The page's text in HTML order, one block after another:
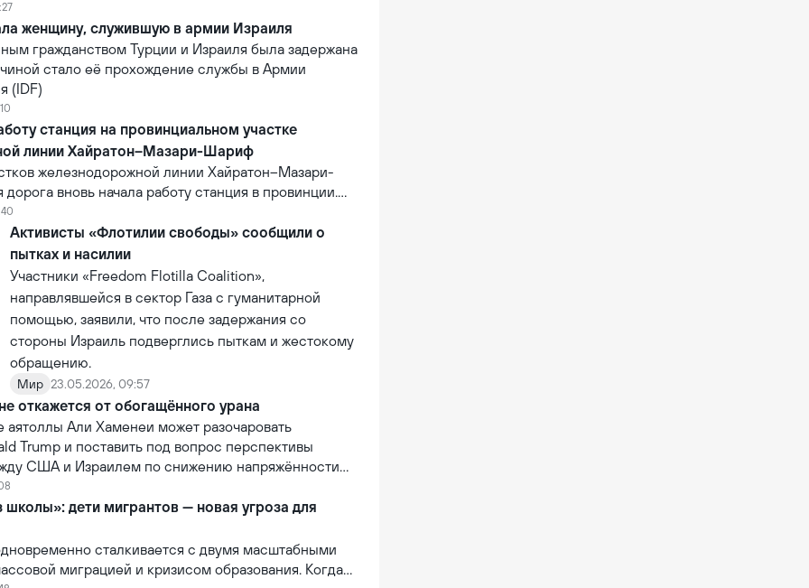
женщину, служившую в армии Израиля
гражданством Турции и Израиля была задержана
стало её прохождение службы в Армии
(IDF)
станция на провинциальном участке
линии Хайратон–Мазари-Шариф
железнодорожной линии Хайратон–Мазари-
вновь начала работу станция в провинции.
проекта составляет 6,3 млн долларов США. В
на станцию впервые прибыл коммерческий
что стало первым практическим результатом
деятельности.
Активисты «Флотилии свободы» сообщили о
пытках и насилии
Участники «Freedom Flotilla Coalition»,
направлявшейся в сектор Газа с гуманитарной
помощью, заявили, что после задержания со
стороны Израиль подверглись пыткам и жестокому
обращению.
Мир 23.05.2026, 09:57
откажется от обогащённого урана
аятоллы Али Хаменеи может разочаровать
Trump и поставить под вопрос перспективы
США и Израилем по снижению напряжённости
школы»: дети мигрантов — новая угроза для
сталкивается с двумя масштабными
миграцией и кризисом образования. Когда